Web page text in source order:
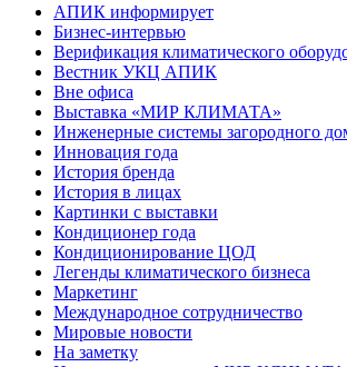
АПИК информирует
Бизнес-интервью
Верификация климатического
Вестник УКЦ АПИК
Вне офиса
Выставка «МИР КЛИМАТА»
Инженерные системы загородного
Инновация года
История бренда
История в лицах
Картинки с выставки
Кондиционер года
Кондиционирование ЦОД
Легенды климатического бизнеса
Маркетинг
Международное сотрудничество
Мировые новости
На заметку